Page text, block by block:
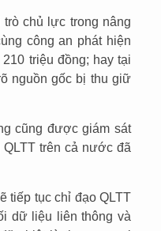
chủ lực trong nâng
công an phát hiện
triệu đồng; hay tại
nguồn gốc bị thu giữ
cũng được giám sát
trên cả nước đã
tiếp tục chỉ đạo QLTT
dữ liệu liên thông và